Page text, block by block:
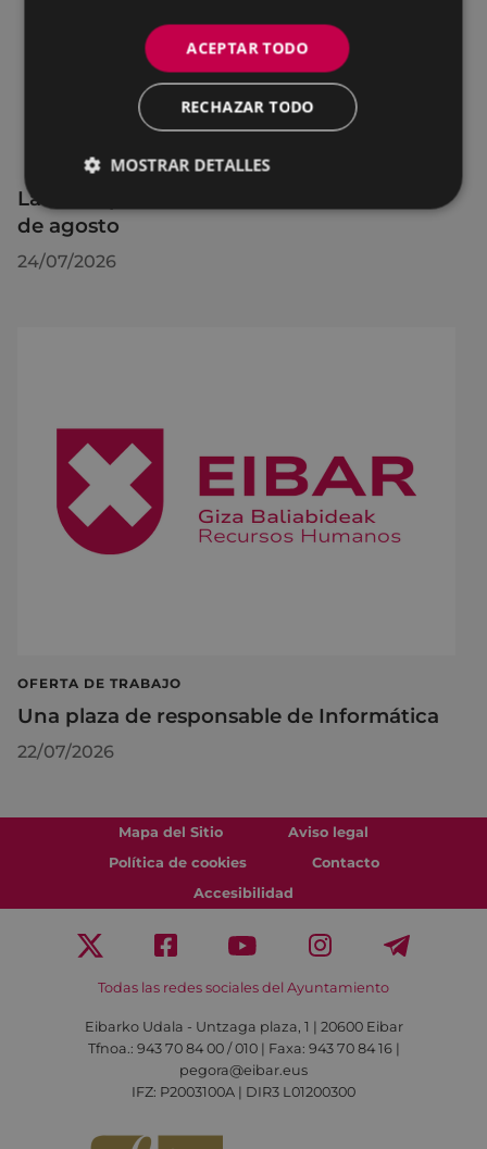
La OMIC permanecerá cerrada hasta el 24
de agosto
24/07/2026
OFERTA DE TRABAJO
Una plaza de responsable de Informática
22/07/2026
Mapa del Sitio
Aviso legal
Política de cookies
Contacto
Accesibilidad
Todas las redes sociales del Ayuntamiento
Eibarko Udala - Untzaga plaza, 1 | 20600 Eibar
Tfnoa.: 943 70 84 00 / 010 | Faxa: 943 70 84 16 |
pegora@eibar.eus
IFZ: P2003100A | DIR3 L01200300
ACEPTAR TODO
RECHAZAR TODO
MOSTRAR DETALLES